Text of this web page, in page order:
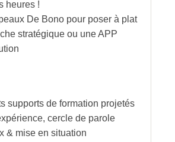
heures !
De Bono pour poser à plat
stratégique ou une APP
supports de formation projetés
cercle de parole
& mise en situation